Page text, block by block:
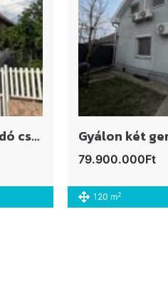
Gyál, Pest megye Eladó családi ház
79.900.000Ft
120 m2